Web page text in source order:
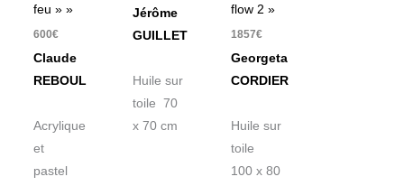
feu » »
600€
Claude
REBOUL
Acrylique
et
pastel
Jérôme
GUILLET
Huile sur
toile 70
x 70 cm
flow 2 »
1857€
Georgeta
CORDIER
Huile sur
toile
100 x 80